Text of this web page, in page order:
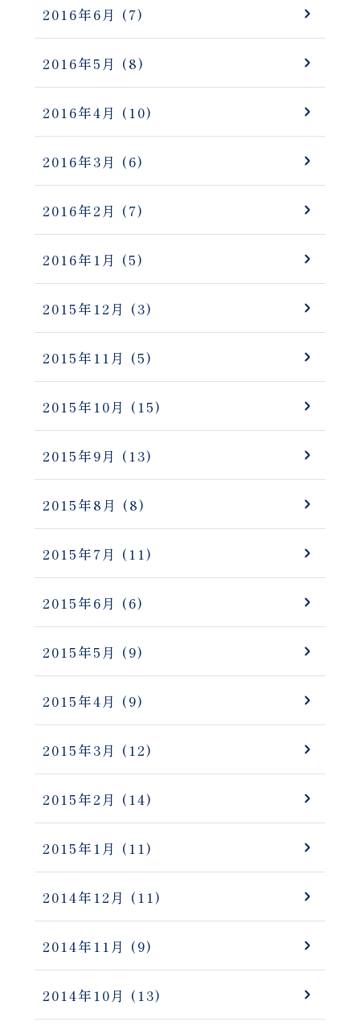
2016年6月 (7)
2016年5月 (8)
2016年4月 (10)
2016年3月 (6)
2016年2月 (7)
2016年1月 (5)
2015年12月 (3)
2015年11月 (5)
2015年10月 (15)
2015年9月 (13)
2015年8月 (8)
2015年7月 (11)
2015年6月 (6)
2015年5月 (9)
2015年4月 (9)
2015年3月 (12)
2015年2月 (14)
2015年1月 (11)
2014年12月 (11)
2014年11月 (9)
2014年10月 (13)